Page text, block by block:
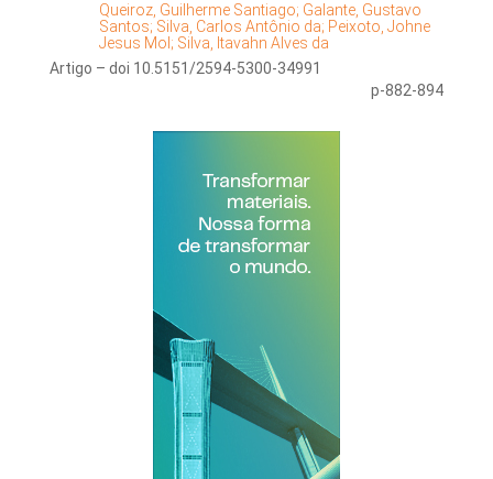
Queiroz, Guilherme Santiago; Galante, Gustavo
Santos; Silva, Carlos Antônio da; Peixoto, Johne
Jesus Mol; Silva, Itavahn Alves da
Artigo – doi 10.5151/2594-5300-34991
p-882-894